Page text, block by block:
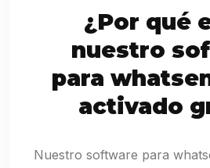
¿Por qué
nuestro
para
activado
Nuestro software para